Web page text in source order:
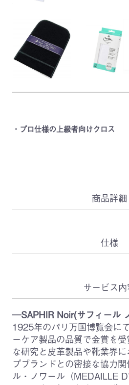
・プロ仕様の上級者向けクロス
商品詳細
仕様
サービス
―SAPHIR Noir(サフィール
1925年のパリ万国博覧会に
ーケア製品の品質で金賞を
な研究と皮革製品や靴業界
プブランドとの密接な協力
ル・ノワール（MEDAILLE